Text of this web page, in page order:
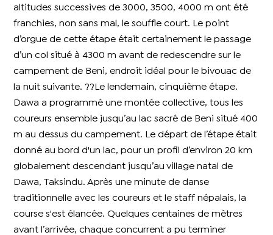
altitudes successives de 3000, 3500, 4000 m ont été
franchies, non sans mal, le souffle court. Le point
d’orgue de cette étape était certainement le passage
d’un col situé à 4300 m avant de redescendre sur le
campement de Beni, endroit idéal pour le bivouac de
la nuit suivante. ??Le lendemain, cinquième étape.
Dawa a programmé une montée collective, tous les
coureurs ensemble jusqu’au lac sacré de Beni situé 400
m au dessus du campement. Le départ de l’étape était
donné au bord d'un lac, pour un profil d’environ 20 km
globalement descendant jusqu’au village natal de
Dawa, Taksindu. Après une minute de danse
traditionnelle avec les coureurs et le staff népalais, la
course s'est élancée. Quelques centaines de mètres
avant l’arrivée, chaque concurrent a pu terminer